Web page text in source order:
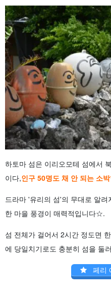
하토마 섬은 이리오모테 섬에서
이다,인구 50명도 채 안 되는 소
드라마 '유리의 섬'의 무대로 알
한 마을 풍경이 매력적입니다☆.
섬 전체가 걸어서 2시간 정도면
에 당일치기로도 충분히 섬을 둘
페리